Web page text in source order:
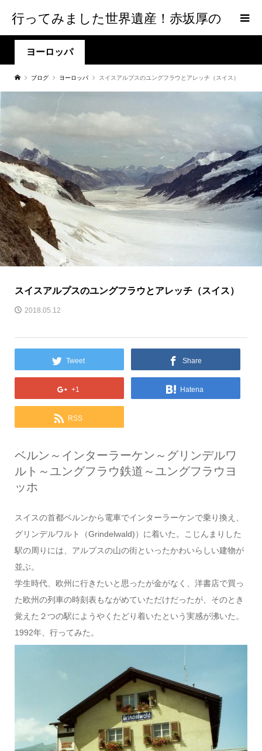
行ってみました世界遺産！赤坂厚の
world Heritage
ヨーロッパ
ブログ ヨーロッパ スイスアルプスのユングフラウとアレッチ（スイス）
スイスアルプスのユングフラウとアレッチ（スイス）
2018.05.12
Tweet Share
+1 Hatena
RSS
ベルン～インターラーケン～グリンデルワ
ルト～ユングフラウ鉄道～ユングフラウヨ
ッホ
スイスの首都ベルンから電車でインターラーケンで乗り換え、
グリンデルワルト（Grindelwald)）に着いた。こじんまりした
駅の周りには、アルプスの山の街といったかわいらしい建物が
並ぶ。
学生時代、欧州に行きたいと思ったが金がなく、洋書店で買っ
た欧州の列車の時刻表もながめていただけだったが、そのとき
覚えた２つの駅にようやくたどり着いたという実感が沸いた。
1992年、行ってみた。